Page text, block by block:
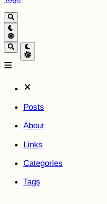
Posts
About
Links
Categories
Tags